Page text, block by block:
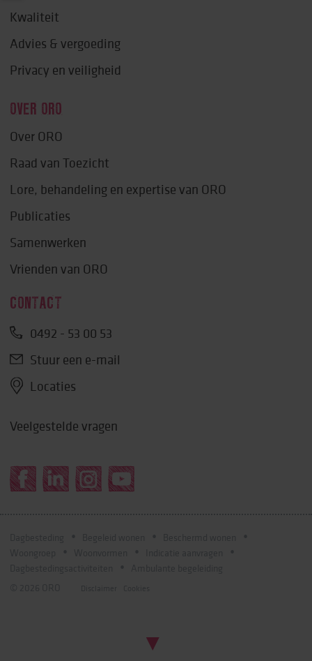
Scroll naar beneden
Kwaliteit
Advies & vergoeding
Privacy en veiligheid
OVER ORO
Over ORO
Raad van Toezicht
Lore, behandeling en expertise van ORO
Publicaties
Samenwerken
Vrienden van ORO
CONTACT
0492 - 53 00 53
Stuur een e-mail
Locaties
Veelgestelde vragen